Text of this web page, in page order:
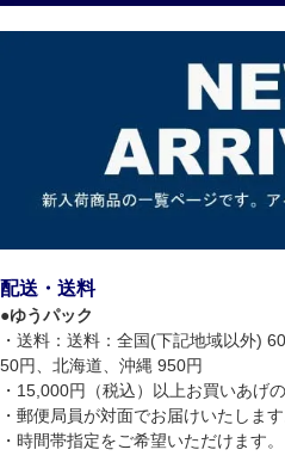
配送・送料
●ゆうパック
・送料：送料：全国(下記地域以外)
50円、北海道、沖縄 950円
・15,000円（税込）以上お買いあげ
・郵便局員が対面でお届けいたします
・時間帯指定をご希望いただけます。